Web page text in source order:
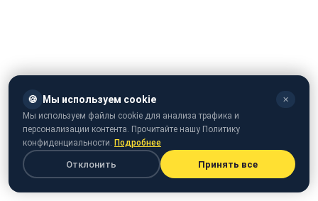
🍪 Мы используем cookie ✕
Мы используем файлы cookie для анализа трафика и
персонализации контента. Прочитайте нашу Политику
конфиденциальности. Подробнее
Отклонить Принять все